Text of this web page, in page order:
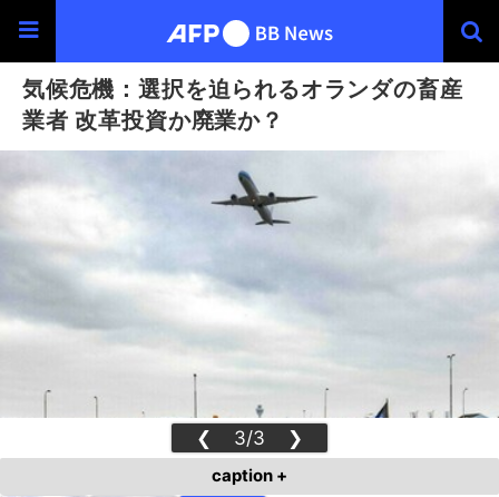
気候危機：選択を迫られるオランダの畜産
業者 改革投資か廃業か？
❮ 3/3 ❯
caption +